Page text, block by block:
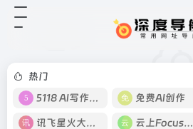
热门
5118 AI写作工具
免费AI创作
讯飞星火大模型 云上Focus接码
势研究、案例与数据分析专业机构。